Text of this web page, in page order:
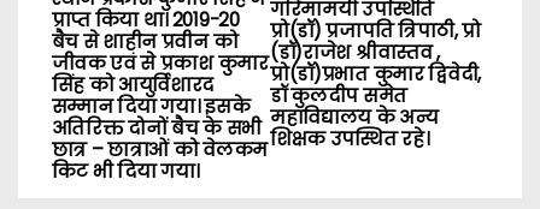
v
g
गरिमामयी उपस्थिति
प्रो(डॉ) प्रजापति त्रिपाठी, प्रो
(डॉ)राजेश श्रीवास्तव ,
प्रो(डॉ)प्रभात कुमार द्विवेदी,
डॉ कुलदीप समेत
महाविद्यालय के अन्य
शिक्षक उपस्थित रहे।
प्राप्त किया था। 2019-20
बैच से शाहीन प्रवीन को
जीवक एवं से प्रकाश कुमार
सिंह को आयुर्विशारद
सम्मान दिया गया। इसके
अतिरिक्त दोनों बैच के सभी
छात्र – छात्राओं को वेलकम
किट भी दिया गया।